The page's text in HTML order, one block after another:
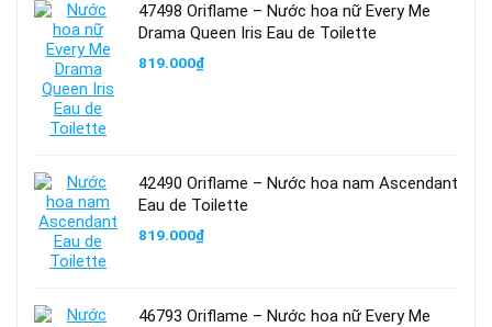
47498 Oriflame – Nước hoa nữ Every Me
Drama Queen Iris Eau de Toilette
819.000₫
42490 Oriflame – Nước hoa nam Ascendant
Eau de Toilette
819.000₫
46793 Oriflame – Nước hoa nữ Every Me